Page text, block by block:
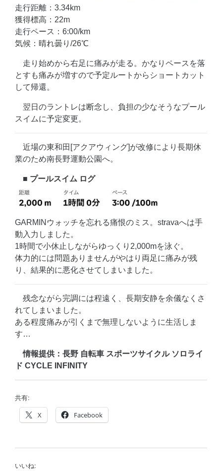
走行距離：3.34km
獲得標高：22m
走行ペース：6:00/km
気候：晴れ曇り/26℃
走り始めから右足に痛みが走る。かなりペースを落
とすも痛みが増すので予定ルートからショートカット
して帰還。
翌日のラントレは断念し、負担の少なそうなプール
スイムに予定変更。
近場の東和田[アクアウィング]が改修により長期休
業のため南長野運動公園へ。
■ プールスイム ログ
GARMINウォッチを忘れる痛恨のミス。stravaへは手
動入力しました。
1時間で小休止しながらゆっくり2,000mを泳ぐ。
体力的には問題ありませんがやはり両足に痛みが残
り、結果的に悪化させてしまいました。
残念ながら完調には程遠く、長期安静を余儀なくさ
れてしまいました。
ある程度痛みが引くまで無理しないように生活しま
す…
情報提供：長野 自転車 スポーツサイクル ソロライ
ド CYCLE INFINITY
共有:
X Facebook
いいね: